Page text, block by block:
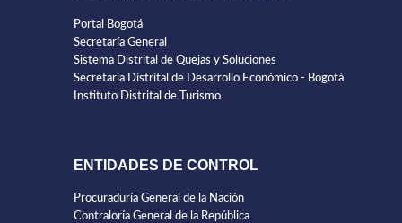
Portal Bogotá
Secretaría General
Sistema Distrital de Quejas y Soluciones
Secretaría Distrital de Desarrollo Económico - Bogotá
Instituto Distrital de Turismo
ENTIDADES DE CONTROL
Procuraduría General de la Nación
Contraloría General de la República